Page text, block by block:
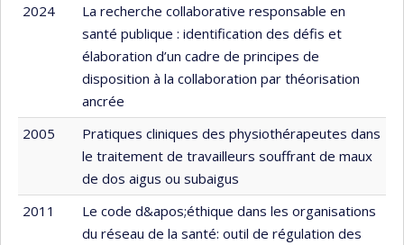
2024
La recherche collaborative responsable en
santé publique : identification des défis et
élaboration d’un cadre de principes de
disposition à la collaboration par théorisation
ancrée
2005
Pratiques cliniques des physiothérapeutes dans
le traitement de travailleurs souffrant de maux
de dos aigus ou subaigus
2011
Le code d&apos;éthique dans les organisations
du réseau de la santé: outil de régulation des